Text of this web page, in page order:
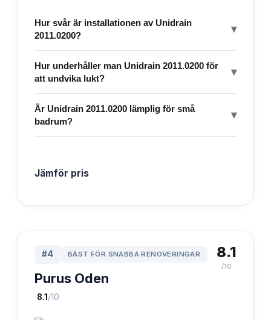
Hur svår är installationen av Unidrain
2011.0200?
▾
Hur underhåller man Unidrain 2011.0200 för
att undvika lukt?
▾
Är Unidrain 2011.0200 lämplig för små
badrum?
▾
Jämför pris
#4 BÄST FÖR SNABBA RENOVERINGAR
Purus Oden
·8.1 /10
8.1
/10